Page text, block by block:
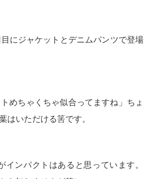
にジャケットとデニムパンツで登場
めちゃくちゃ似合ってますね」ちょ
はいただける筈です。
ンパクトはあると思っています。